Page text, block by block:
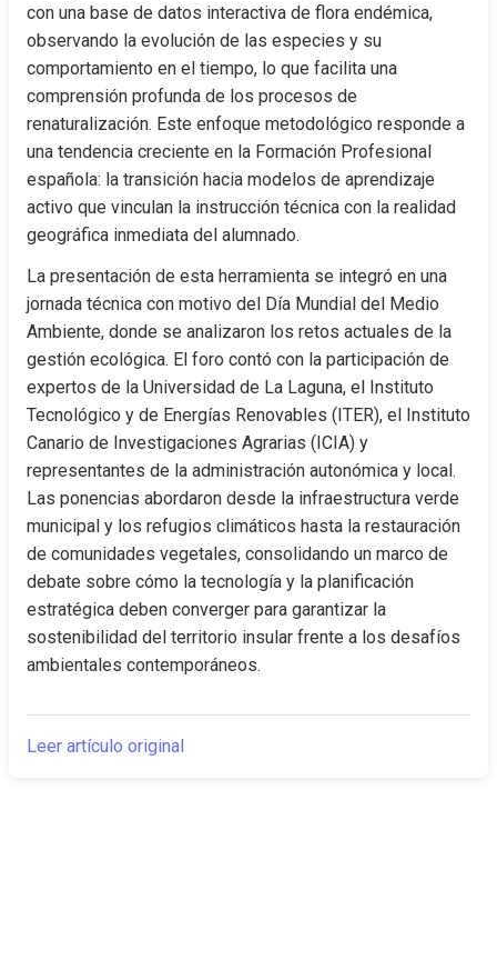
con una base de datos interactiva de flora endémica,
observando la evolución de las especies y su
comportamiento en el tiempo, lo que facilita una
comprensión profunda de los procesos de
renaturalización. Este enfoque metodológico responde a
una tendencia creciente en la Formación Profesional
española: la transición hacia modelos de aprendizaje
activo que vinculan la instrucción técnica con la realidad
geográfica inmediata del alumnado.
La presentación de esta herramienta se integró en una
jornada técnica con motivo del Día Mundial del Medio
Ambiente, donde se analizaron los retos actuales de la
gestión ecológica. El foro contó con la participación de
expertos de la Universidad de La Laguna, el Instituto
Tecnológico y de Energías Renovables (ITER), el Instituto
Canario de Investigaciones Agrarias (ICIA) y
representantes de la administración autonómica y local.
Las ponencias abordaron desde la infraestructura verde
municipal y los refugios climáticos hasta la restauración
de comunidades vegetales, consolidando un marco de
debate sobre cómo la tecnología y la planificación
estratégica deben converger para garantizar la
sostenibilidad del territorio insular frente a los desafíos
ambientales contemporáneos.
Leer artículo original